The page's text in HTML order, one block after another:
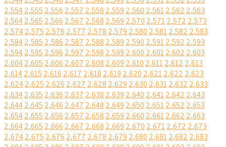
2,5542,555 2,556 2,557 2,558 2,559 2,560 2,5612,562 2,563
2,5642,565 2,566 2,567 2,568 2,569 2,570 2,5712,572 2,573
2,5742,575 2,576 2,577 2,578 2,579 2,580 2,5812,582 2,583
2,5842,585 2,586 2,587 2,588 2,589 2,590 2,5912,592 2,593
2,5942,595 2,596 2,597 2,598 2,599 2,600 2,6012,602 2,603
2,6042,605 2,606 2,607 2,608 2,609 2,610 2,6112,612 2,613
2,6142,615 2,616 2,617 2,618 2,619 2,620 2,6212,622 2,623
2,6242,625 2,626 2,627 2,628 2,629 2,630 2,6312,632 2,633
2,6342,635 2,636 2,637 2,638 2,639 2,640 2,6412,642 2,643
2,6442,645 2,646 2,647 2,648 2,649 2,650 2,6512,652 2,653
2,6542,655 2,656 2,657 2,658 2,659 2,660 2,6612,662 2,663
2,6642,665 2,666 2,667 2,668 2,669 2,670 2,6712,672 2,673
2,6742,675 2,676 2,677 2,678 2,679 2,680 2,6812,682 2,683